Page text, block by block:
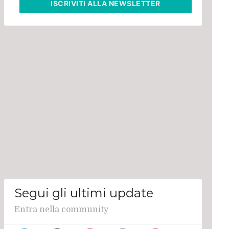
ISCRIVITIALLA NEWSLETTER
Segui gli ultimi update
Entra nella community